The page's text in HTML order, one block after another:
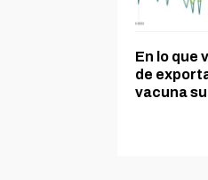
En lo que
de
vacuna